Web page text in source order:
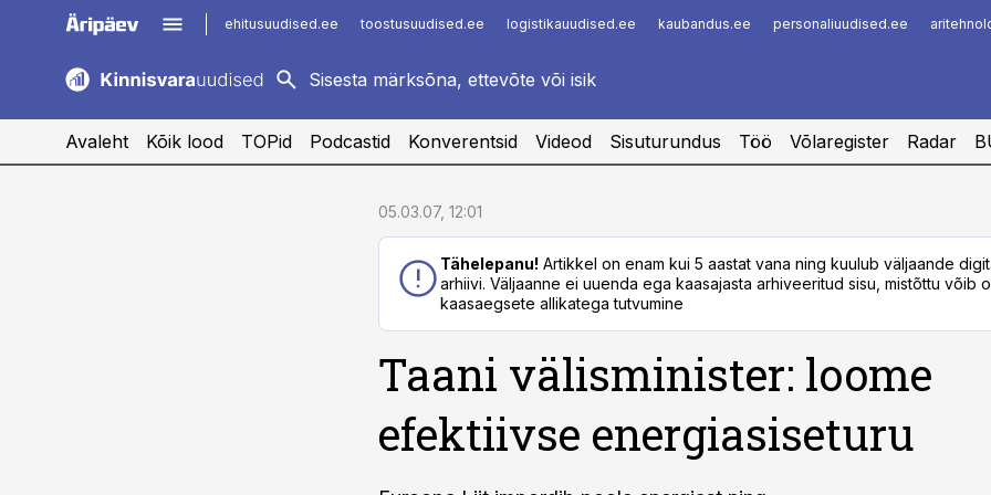
ehitusuudised.ee toostusuudised.ee logistikauudised.ee kaubandus.ee personaliuudised.ee
kaubandus.ee
logistikauudised.ee
imelineajalugu.ee
Infopank
Avaleht Kõik lood TOPid Podcastid Konverentsid Videod Sisuturundus Töö Võlaregister Radar
05.03.07, 12:01
Tähelepanu! Artikkel on enam kui 5 aastat vana ning kuulub väljaande
arhiivi. Väljaanne ei uuenda ega kaasajasta arhiveeritud sisu, mistõttu võib
kaasaegsete allikatega tutvumine
Taani välisminister: loome
efektiivse energiasiseturu